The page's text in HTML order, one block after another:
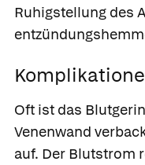
Ruhigstellung des
Oft ist das
Venenwand
auf. Der Blutstrom